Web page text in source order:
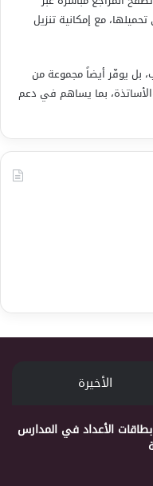
مع إمكانية تنزيل
بل يوفّر أيضاً مجموعة من
والأساتذة، بما يساهم في دعم
الأخيرة
الأعداد في المدارس